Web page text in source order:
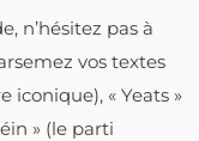
n’hésitez pas à
vos textes
iconique), « Yeats »
» (le parti